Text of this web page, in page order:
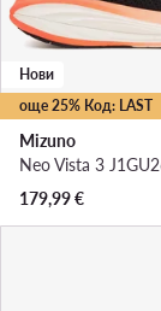
още 25% Код: LAST
Нови
Mizuno
179,99€